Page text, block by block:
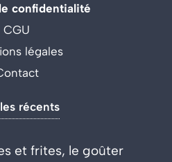
confidentialité
CGU
légales
récents
et frites, le goûter